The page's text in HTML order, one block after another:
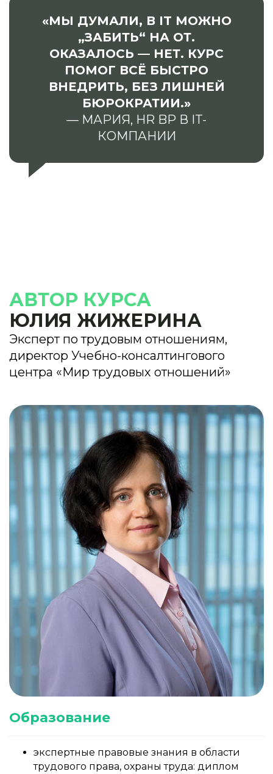
«МЫ ДУМАЛИ, В IT МОЖНО
„ЗАБИТЬ“ НА ОТ.
ОКАЗАЛОСЬ — НЕТ. КУРС
ПОМОГ ВСЁ БЫСТРО
ВНЕДРИТЬ, БЕЗ ЛИШНЕЙ
БЮРОКРАТИИ.»
— МАРИЯ, HR BP В IT-
КОМПАНИИ
АВТОР КУРСА
ЮЛИЯ ЖИЖЕРИНА
Эксперт по трудовым отношениям,
директор Учебно-консалтингового
центра «Мир трудовых отношений»
Образование
экспертные правовые знания в области
трудового права, охраны труда: диплом